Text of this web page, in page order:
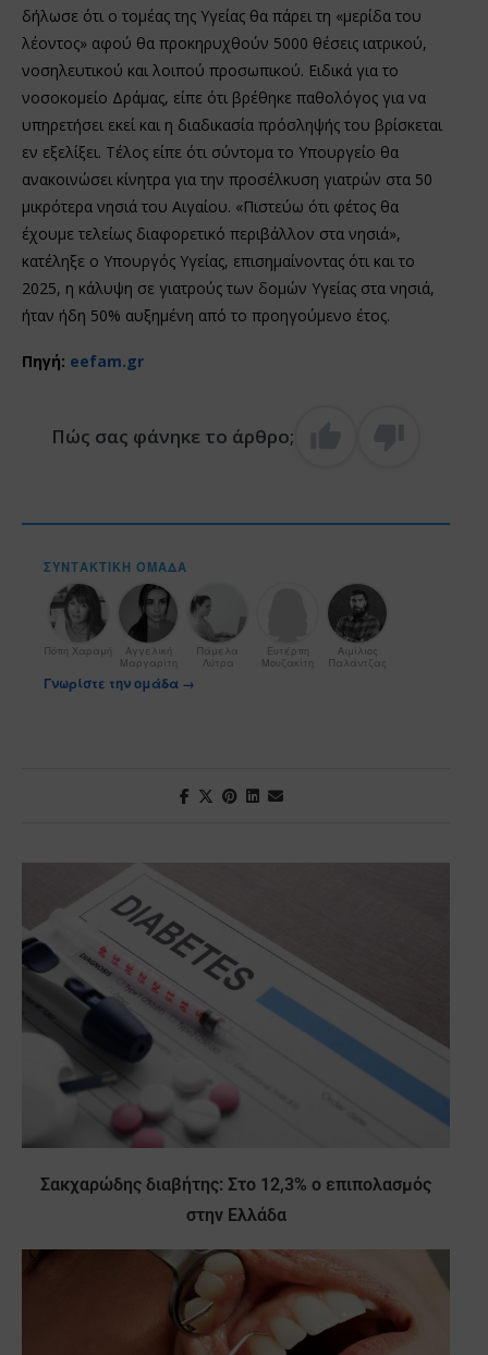
δήλωσε ότι ο τομέας της Υγείας θα πάρει τη «μερίδα του
λέοντος» αφού θα προκηρυχθούν 5000 θέσεις ιατρικού,
νοσηλευτικού και λοιπού προσωπικού. Ειδικά για το
νοσοκομείο Δράμας, είπε ότι βρέθηκε παθολόγος για να
υπηρετήσει εκεί και η διαδικασία πρόσληψής του βρίσκεται
εν εξελίξει. Τέλος είπε ότι σύντομα το Υπουργείο θα
ανακοινώσει κίνητρα για την προσέλκυση γιατρών στα 50
μικρότερα νησιά του Αιγαίου. «Πιστεύω ότι φέτος θα
έχουμε τελείως διαφορετικό περιβάλλον στα νησιά»,
κατέληξε ο Υπουργός Υγείας, επισημαίνοντας ότι και το
2025, η κάλυψη σε γιατρούς των δομών Υγείας στα νησιά,
ήταν ήδη 50% αυξημένη από το προηγούμενο έτος.
Πηγή: eefam.gr
Πώς σας φάνηκε το άρθρο;
ΣΥΝΤΑΚΤΙΚΉ ΟΜΆΔΑ
Πόπη Χαραμή
Αγγελική
Μαργαρίτη
Πάμελα
Λύτρα
Ευτέρπη
Μουζακίτη
Αιμίλιος
Παλάντζας
Γνωρίστε την ομάδα →
Σακχαρώδης διαβήτης: Στο 12,3% ο επιπολασμός
στην Ελλάδα